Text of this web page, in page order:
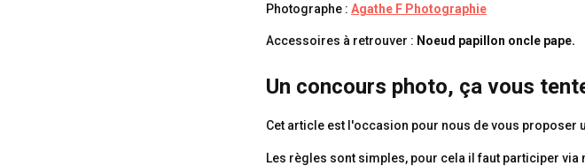
Photographe : Agathe F Photographie
Accessoires à retrouver : Noeud papillon oncle pape.
Un concours photo, ça vous
Cet article est l'occasion pour nous de vous
Les règles sont simples, pour cela il faut participer via